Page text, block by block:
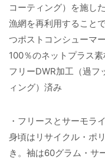
コーティング）を施し
漁網を再利用すること
つポストコンシューマ
100％のネットプラス
フリーDWR加工（過フ
ィング）済み
・フリースとサーモラ
身頃はリサイクル・ポ
き。袖は60グラム・サ